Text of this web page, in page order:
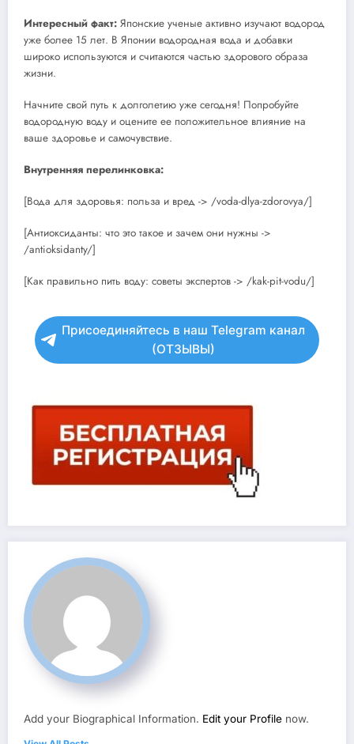
Интересный факт: Японские ученые активно изучают водород
уже более 15 лет. В Японии водородная вода и добавки
широко используются и считаются частью здорового образа
жизни.
Начните свой путь к долголетию уже сегодня! Попробуйте
водородную воду и оцените ее положительное влияние на
ваше здоровье и самочувствие.
Внутренняя перелинковка:
[Вода для здоровья: польза и вред -> /voda-dlya-zdorovya/]
[Антиоксиданты: что это такое и зачем они нужны ->
/antioksidanty/]
[Как правильно пить воду: советы экспертов -> /kak-pit-vodu/]
Присоединяйтесь в наш Telegram канал
(ОТЗЫВЫ)
Add your Biographical Information. Edit your Profile now.